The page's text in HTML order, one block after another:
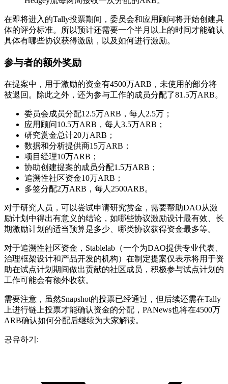
在即将进入的Tally投票期间，委员会和应用顾问将开始创建具
体的评分标准。所以预计还需要一个半月以上的时间才能确认
具体有哪些协议获得激励，以及如何进行激励。
参与者的额外奖励
在提案中，用于激励的资金有4500万ARB，未使用的部分将
被退回。除此之外，还为参与工作的成员分配了81.5万ARB。
委员会成员分配12.5万ARB，每人2.5万；
应用顾问10.5万ARB，每人3.5万ARB；
研究赏金总计20万ARB；
数据和分析提供商15万ARB；
项目经理10万ARB；
协助创建提案的成员分配1.5万ARB；
追溯性社区资金10万ARB；
多签分配2万ARB，每人2500ARB。
对于研究人员，可以尝试申请研究赏金，需要帮助DAO从激
励计划中得出有意义的结论，如哪些协议激励设计最有效、长
期激励计划的适当预算是多少、哪类协议获得资金最多等。
对于追溯性社区资金，Stablelab（一个为DAO提供专业代表、
治理框架设计和产品开发的机构）在制定提案仅表示将用于资
助在试点计划期间做出贡献的社区成员，积极参与试点计划的
工作可能会有额外收获。
需要注意，虽然Snapshot的投票已经通过，但后续还需在Tally
上进行链上投票才能确认资金的分配，PANews也将在4500万
ARB确认如何分配后继续为大家解读。
공유하기: